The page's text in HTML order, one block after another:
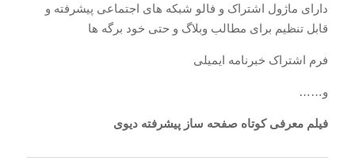
دارای ماژول اشتراک و فالو شبکه های اجتماعی پیشرفته و
قابل تنظیم برای مطالب وبلاگ و حتی خود برگه ها
فرم اشتراک خبرنامه ایمیلی
و……
فیلم معرفی کوتاه صفحه ساز پیشرفته دیوی